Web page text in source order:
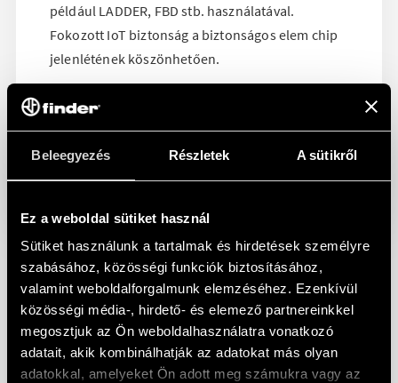
Beleegyezés Részletek A sütikről
Ez a weboldal sütiket használ
Sütiket használunk a tartalmak és hirdetések személyre
szabásához, közösségi funkciók biztosításához,
valamint weboldalforgalmunk elemzéséhez. Ezenkívül
közösségi média-, hirdető- és elemező partnereinkkel
megosztjuk az Ön weboldalhasználatra vonatkozó
adatait, akik kombinálhatják az adatokat más olyan
adatokkal, amelyeket Ön adott meg számukra vagy az
például LADDER, FBD stb. használatával.
Fokozott IoT biztonság a biztonságos elem chip
jelenlétének köszönhetően.
Ha többet szeretne megtudni,